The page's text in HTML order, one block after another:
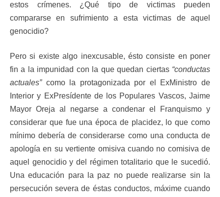
estos crímenes. ¿Qué tipo de victimas pueden
compararse en sufrimiento a esta victimas de aquel
genocidio?
Pero si existe algo inexcusable, ésto consiste en poner
fin a la impunidad con la que quedan ciertas “conductas
actuales”como la protagonizada por el ExMinistro de
Interior y ExPresídente de los Populares Vascos, Jaime
Mayor Oreja al negarse a condenar el Franquismo y
considerar que fue una época de placidez, lo que como
mínimo debería de considerarse como una conducta de
apología en su vertiente omisiva cuando no comisiva de
aquel genocidio y del régimen totalitario que le sucedió.
Una educación para la paz no puede realizarse sin la
persecución severa de éstas conductos, máxime cuando